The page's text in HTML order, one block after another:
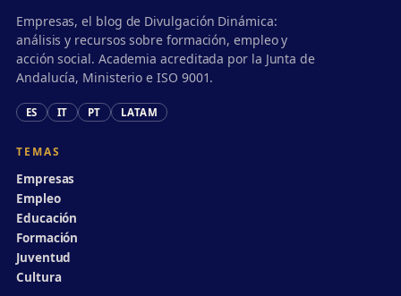
Empresas, el blog de Divulgación Dinámica:
análisis y recursos sobre formación, empleo y
acción social. Academia acreditada por la Junta de
Andalucía, Ministerio e ISO 9001.
ES IT PT LATAM
TEMAS
Empresas
Empleo
Educación
Formación
Juventud
Cultura